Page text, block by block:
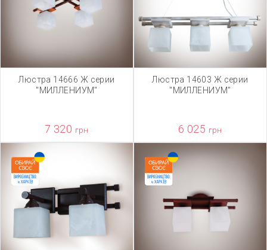
Люстра 14666 Ж серии
"МИЛЛЕНИУМ"
7 320 грн
Люстра 14603 Ж серии
"МИЛЛЕНИУМ"
6 025 грн